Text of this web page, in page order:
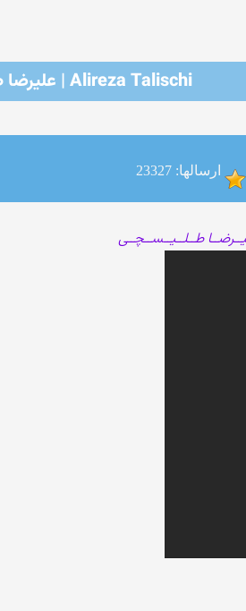
Alireza Talischi | علیرضا طلیسچی
ارسالها: 23327
طــلــیــســچــی